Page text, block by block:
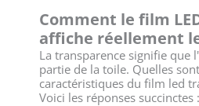
Comment le film
affiche réellement
La transparence signifie que
partie de la toile. Quelles
caractéristiques du film led
Voici les réponses succinctes :